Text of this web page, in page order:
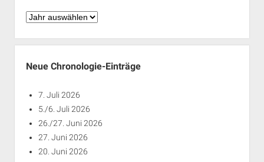
Chronologie
Jahren
Neue Chronologie-Einträge
7. Juli 2026
5./6. Juli 2026
26./27. Juni 2026
27. Juni 2026
20. Juni 2026